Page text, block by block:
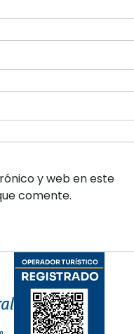
y web en este
comente.
vacío.
aparecerá acá